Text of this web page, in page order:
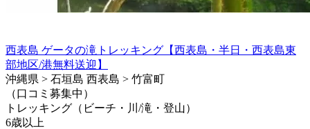
西表島 ゲータの滝トレッキング【西表島・半日・西表島東
部地区/港無料送迎】
沖縄県 > 石垣島 西表島 > 竹富町
（口コミ募集中）
トレッキング（ビーチ・川/滝・登山）
6歳以上